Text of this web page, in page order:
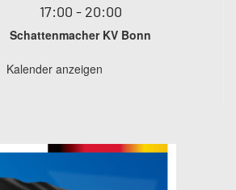
17:00 - 20:00
Schattenmacher KV Bonn
Kalender anzeigen